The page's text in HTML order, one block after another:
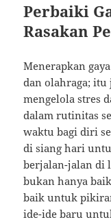
Perbaiki
Rasakan
Menerapkan
dan olahraga; itu
mengelola stres
dalam rutinitas
waktu bagi diri
di siang hari
berjalan-jalan di
bukan hanya
baik untuk
ide-ide baru